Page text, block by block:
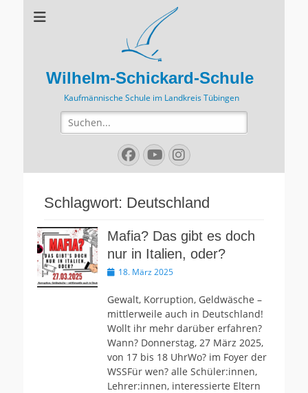
Wilhelm-Schickard-Schule
Kaufmännische Schule im Landkreis Tübingen
Suchen
nach:
Facebook
YouTube
Instagram
Schlagwort: Deutschland
Mafia? Das gibt es doch
nur in Italien, oder?
Veröffentlicht
18. März 2025
Gewalt, Korruption, Geldwäsche –
mittlerweile auch in Deutschland!
Wollt ihr mehr darüber erfahren?
Wann? Donnerstag, 27 März 2025,
von 17 bis 18 UhrWo? im Foyer der
WSSFür wen? alle Schüler:innen,
Lehrer:innen, interessierte Eltern